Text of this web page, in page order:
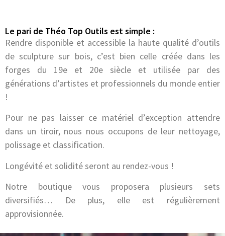
Le pari de Théo Top Outils est simple :
Rendre disponible et accessible la haute qualité d’outils
de sculpture sur bois, c’est bien celle créée dans les
forges du 19e et 20e siècle et utilisée par des
générations d’artistes et professionnels du monde entier
!
Pour ne pas laisser ce matériel d’exception attendre
dans un tiroir, nous nous occupons de leur nettoyage,
polissage et classification.
Longévité et solidité seront au rendez-vous !
Notre boutique vous proposera plusieurs sets
diversifiés… De plus, elle est régulièrement
approvisionnée.